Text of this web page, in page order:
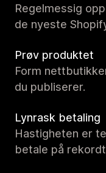
Regelmessig
de nyeste
Prøv produktet
Form
du publiserer.
Lynrask betaling
Hastigheten er
betale på